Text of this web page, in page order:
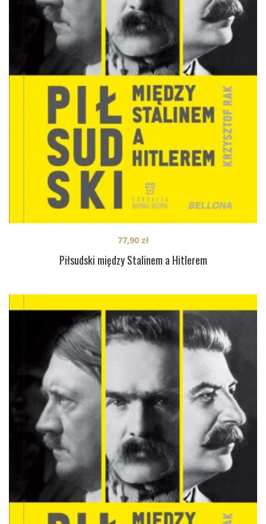
Piłsudski między Stalinem a Hitlerem
77,90 zł